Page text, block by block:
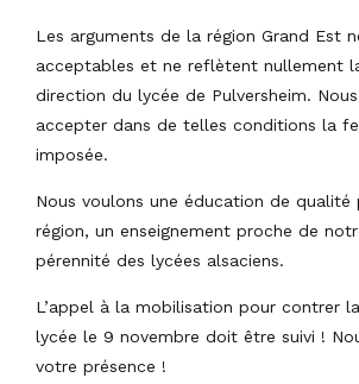
Les arguments de la région Grand Est
acceptables et ne reflètent nullement
direction du lycée de Pulversheim.
accepter dans de telles conditions la
imposée.
Nous voulons une éducation de qualité
région, un enseignement proche de
pérennité des lycées alsaciens.
L’appel à la mobilisation pour contrer
lycée le 9 novembre doit être suivi !
votre présence !